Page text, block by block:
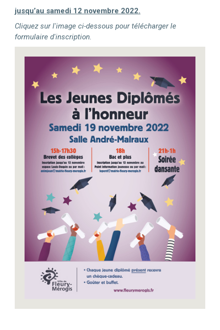
jusqu’au samedi 12 novembre 2022.
Cliquez sur l'image ci-dessous pour télécharger le
formulaire d'inscription.